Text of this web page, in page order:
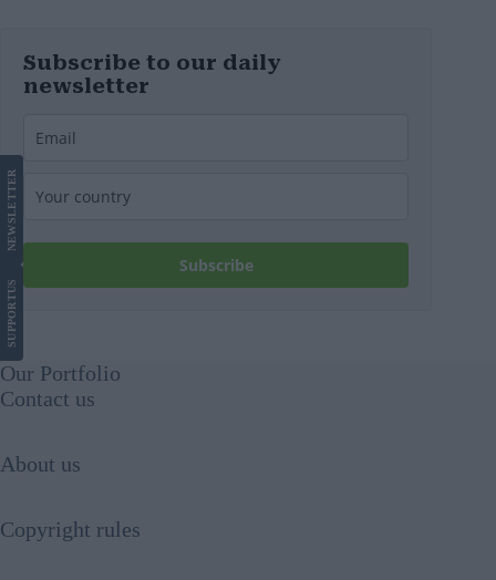
Subscribe to our daily
newsletter
Subscribe
SUPPORT
US
NEWS
LETTER
Our Portfolio
Contact us
About us
Copyright rules